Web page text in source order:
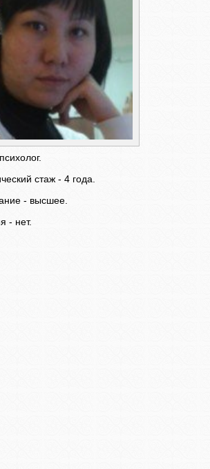
стаж - 4 года.
- высшее.
- нет.